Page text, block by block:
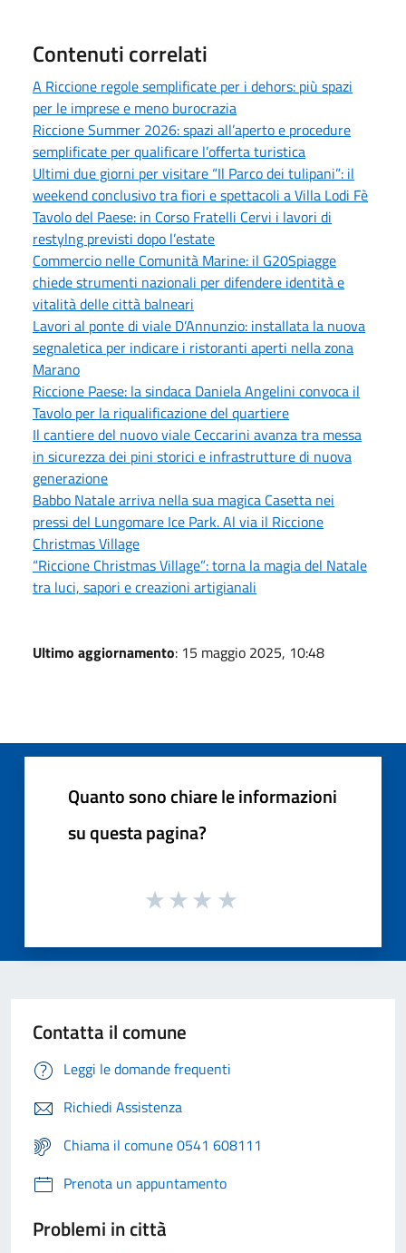
Contenuti correlati
A Riccione regole semplificate per i dehors: più spazi
per le imprese e meno burocrazia
Riccione Summer 2026: spazi all’aperto e procedure
semplificate per qualificare l’offerta turistica
Ultimi due giorni per visitare “Il Parco dei tulipani”: il
weekend conclusivo tra fiori e spettacoli a Villa Lodi Fè
Tavolo del Paese: in Corso Fratelli Cervi i lavori di
restylng previsti dopo l’estate
Commercio nelle Comunità Marine: il G20Spiagge
chiede strumenti nazionali per difendere identità e
vitalità delle città balneari
Lavori al ponte di viale D’Annunzio: installata la nuova
segnaletica per indicare i ristoranti aperti nella zona
Marano
Riccione Paese: la sindaca Daniela Angelini convoca il
Tavolo per la riqualificazione del quartiere
Il cantiere del nuovo viale Ceccarini avanza tra messa
in sicurezza dei pini storici e infrastrutture di nuova
generazione
Babbo Natale arriva nella sua magica Casetta nei
pressi del Lungomare Ice Park. Al via il Riccione
Christmas Village
“Riccione Christmas Village”: torna la magia del Natale
tra luci, sapori e creazioni artigianali
Ultimo aggiornamento: 15 maggio 2025, 10:48
Quanto sono chiare le informazioni
su questa pagina?
Contatta il comune
Leggi le domande frequenti
Richiedi Assistenza
Chiama il comune 0541 608111
Prenota un appuntamento
Problemi in città